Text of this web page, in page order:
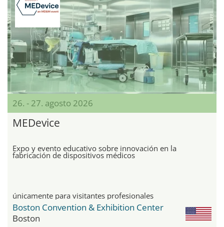
26. - 27. agosto 2026
MEDevice
Expo y evento educativo sobre innovación en la
fabricación de dispositivos médicos
únicamente para visitantes profesionales
Boston Convention & Exhibition Center
Boston